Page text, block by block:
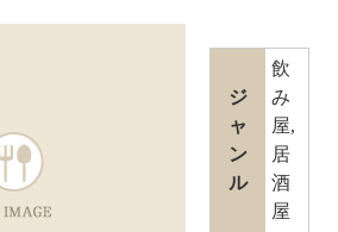
ジ
ャ
ン
ル
飲
み
屋,
居
酒
屋